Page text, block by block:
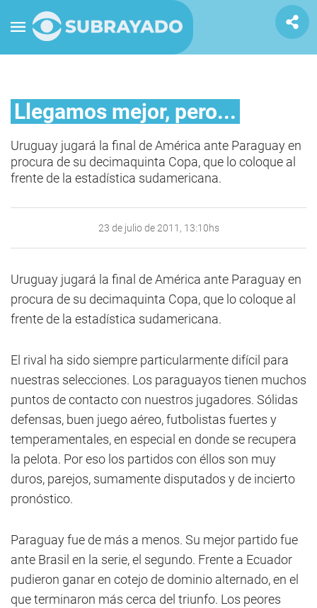
Llegamos mejor, pero...
Uruguay jugará la final de América ante Paraguay en
procura de su decimaquinta Copa, que lo coloque al
frente de la estadística sudamericana.
23 de julio de 2011, 13:10hs
Uruguay jugará la final de América ante Paraguay en
procura de su decimaquinta Copa, que lo coloque al
frente de la estadística sudamericana.
El rival ha sido siempre particularmente difícil para
nuestras selecciones. Los paraguayos tienen muchos
puntos de contacto con nuestros jugadores. Sólidas
defensas, buen juego aéreo, futbolistas fuertes y
temperamentales, en especial en donde se recupera
la pelota. Por eso los partidos con éllos son muy
duros, parejos, sumamente disputados y de incierto
pronóstico.
Paraguay fue de más a menos. Su mejor partido fue
ante Brasil en la serie, el segundo. Frente a Ecuador
pudieron ganar en cotejo de dominio alternado, en el
que terminaron más cerca del triunfo. Los peores